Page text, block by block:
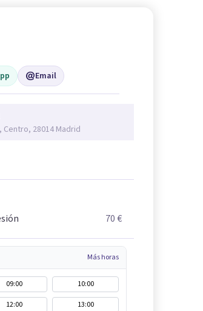
Email
Centro, 28014 Madrid
70 €
Más horas
09:00
10:00
12:00 13:00